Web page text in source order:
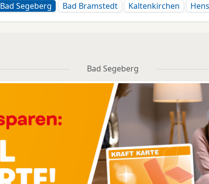
Bad Segeberg Bad Bramstedt Kaltenkirchen
Bad Segeberg